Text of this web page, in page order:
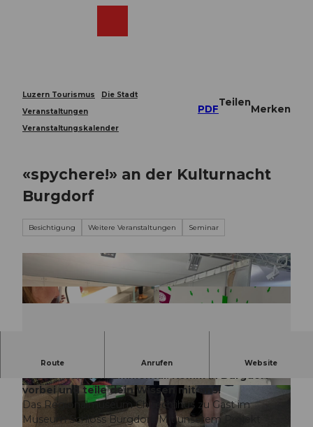
Luzern Tourismus
Die Stadt
Veranstaltungen
Veranstaltungskalender
PDF
Teilen
Merken
«spychere!» an der Kulturnacht
Burgdorf
Besichtigung Weitere Veranstaltungen Seminar
© Guidle.com © Guidle.com
Route Anrufen Website
Das Regionalmuseum Chüechlihus sammelt
Wissen aus dem Emmental. Komm in Burgdorf
vorbei und teile dein Wissen mit uns!
Das Regionalmuseum Chüechlihus zu Gast im
Museum Schloss Burgdorf! Mit unserem Projekt